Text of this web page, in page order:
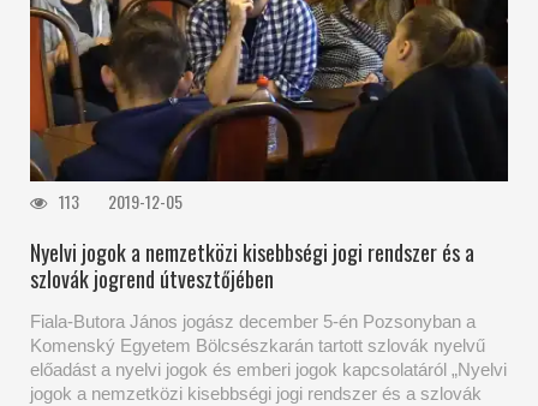
113 2019-12-05
Nyelvi jogok a nemzetközi kisebbségi jogi rendszer és a
szlovák jogrend útvesztőjében
Fiala-Butora János jogász december 5-én Pozsonyban a
Komenský Egyetem Bölcsészkarán tartott szlovák nyelvű
előadást a nyelvi jogok és emberi jogok kapcsolatáról „Nyelvi
jogok a nemzetközi kisebbségi jogi rendszer és a szlovák